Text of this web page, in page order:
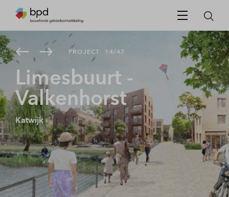
PROJECT 14/47
Limesbuurt -
Valkenhorst
Katwijk